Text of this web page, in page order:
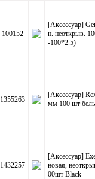
100152
[Аксессуар]
н. неоткрыв.
-100*2.5)
1355263
[Аксессуар]
мм 100 шт
1432257
[Аксессуар]
новая,
00шт Black